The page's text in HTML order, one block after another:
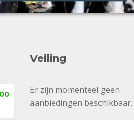
Veiling
Er zijn momenteel geen
aanbiedingen beschikbaar.